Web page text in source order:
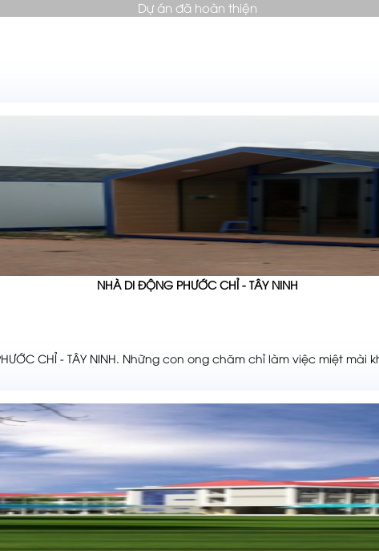
Dự án đã hoàn thiện
NHÀ DI ĐỘNG PHƯỚC CHỈ - TÂY NINH
CHỈ - TÂY NINH. Những con ong chăm chỉ làm việc miệt mài